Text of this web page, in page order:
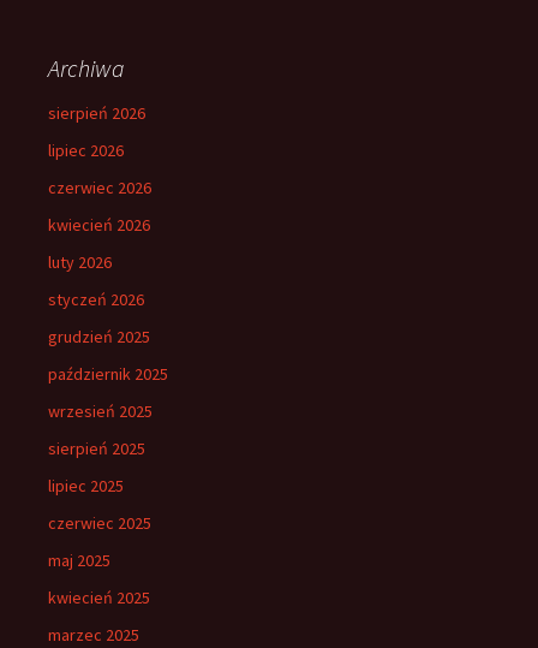
Archiwa
sierpień 2026
lipiec 2026
czerwiec 2026
kwiecień 2026
luty 2026
styczeń 2026
grudzień 2025
październik 2025
wrzesień 2025
sierpień 2025
lipiec 2025
czerwiec 2025
maj 2025
kwiecień 2025
marzec 2025